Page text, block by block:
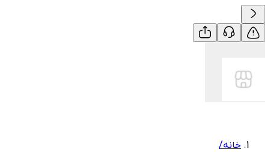
خانه/